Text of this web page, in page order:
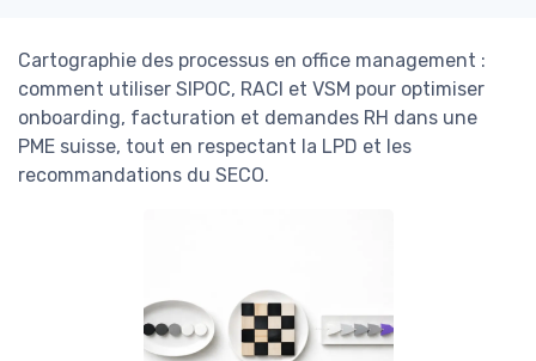
Cartographie des processus en office management :
comment utiliser SIPOC, RACI et VSM pour optimiser
onboarding, facturation et demandes RH dans une
PME suisse, tout en respectant la LPD et les
recommandations du SECO.